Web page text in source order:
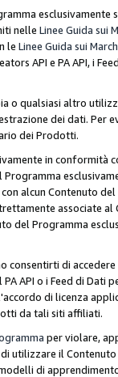
esclusivamente
nelle Linee Guida sui
le Linee Guida sui March
API e PA API, i
o qualsiasi altro
dei dati. Per
dei Prodotti.
in conformità
alcun Contenuto
associate
del Programma
consentirti di
API o i Feed di
di licenza
da tali siti affiliati.
per violare,
utilizzare il
di